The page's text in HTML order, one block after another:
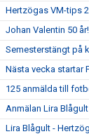
Hertzögas VM-tips
Johan Valentin 50 år!
Semesterstängt på
Nästa vecka startar
125 anmälda till
Anmälan Lira
Lira Blågult -